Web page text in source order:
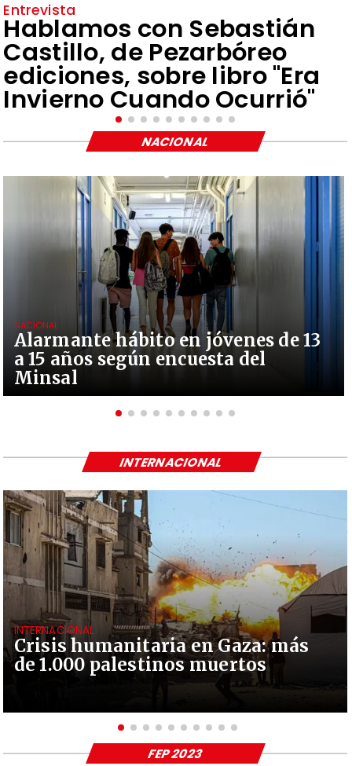
Entrevista
Hablamos con Sebastián
Castillo, de Pezarbóreo
ediciones, sobre libro "Era
Invierno Cuando Ocurrió"
Alarmante hábito en jóvenes de 13
a 15 años según encuesta del
Minsal
NACIONAL
NACIONAL
Crisis humanitaria en Gaza: más
de 1.000 palestinos muertos
INTERNACIONAL
INTERNACIONAL
FEP 2023